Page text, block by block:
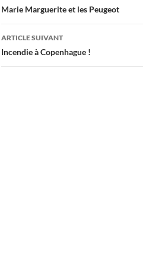
des
articles
Marie Marguerite et les Peugeot
ARTICLE SUIVANT
Incendie à Copenhague !